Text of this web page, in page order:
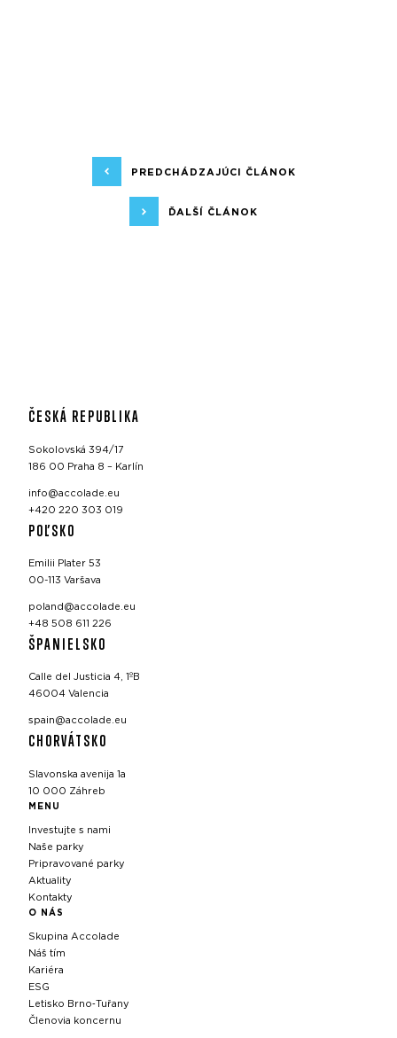
PREDCHÁDZAJÚCI ČLÁNOK
ĎALŠÍ ČLÁNOK
ČESKÁ REPUBLIKA
Sokolovská 394/17
186 00 Praha 8 – Karlín
info@accolade.eu
+420 220 303 019
POĽSKO
Emilii Plater 53
00-113 Varšava
poland@accolade.eu
+48 508 611 226
ŠPANIELSKO
Calle del Justicia 4, 1ºB
46004 Valencia
spain@accolade.eu
CHORVÁTSKO
Slavonska avenija 1a
10 000 Záhreb
MENU
Investujte s nami
Naše parky
Pripravované parky
Aktuality
Kontakty
O NÁS
Skupina Accolade
Náš tím
Kariéra
ESG
Letisko Brno‑Tuřany
Členovia koncernu